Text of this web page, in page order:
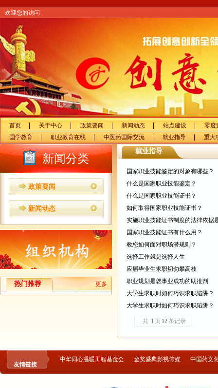
欢迎您的访问
首页 关于中心 政策要闻 新闻动态 站点建设
零度
国学教育
职业教育在线 中医药国际交流 就业指导 重大
新闻分类
政策要闻
新闻动态
热门推荐 更多
就业指导
国家职业技能鉴定的对象有哪些？
什么是国家职业技能鉴定？
什么是国家职业技能证书？
如何取得国家职业技能证书？
实施职业技能证书制度的法律依据
国家职业技能证书有什么用？
教您如何面对职场潜规则？
选择工作就是选择人生
应届毕业生求职切勿攀高枝
职业规划是您事业成功的助推剂
大学生求职时如何巧识求职陷阱？
大学生求职时如何巧识求职陷阱？
共 1 页 12条记录
友情链接
中华同心温暖工程基金会 金奖盛典影视传媒 中国药文